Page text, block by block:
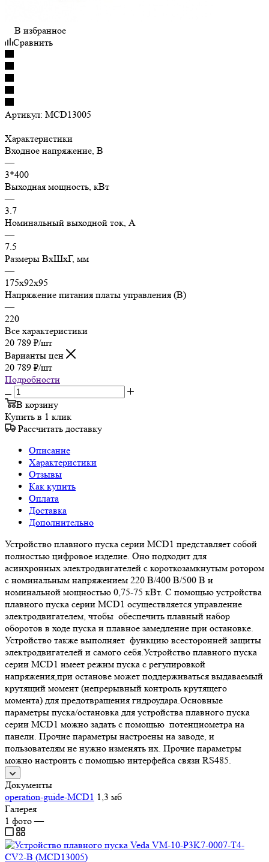
В избранное
Сравнить
Артикул: MCD13005
Характеристики
Входное напряжение, В
—
3*400
Выходная мощность, кВт
—
3.7
Номинальный выходной ток, А
—
7.5
Размеры ВхШхГ, мм
—
175х92х95
Напряжение питания платы управления (В)
—
220
Все характеристики
20 789 ₽/шт
Варианты цен
20 789 ₽/шт
Подробности
В корзину
Купить в 1 клик
Рассчитать доставку
Описание
Характеристики
Отзывы
Как купить
Оплата
Доставка
Дополнительно
Устройство плавного пуска серии MCD1 представляет собой
полностью цифровое изделие. Оно подходит для
асинхронных электродвигателей с короткозамкнутым ротором
c номинальным напряжением 220 В/400 В/500 В и
номинальной мощностью 0,75-75 кВт. С помощью устройства
плавного пуска серии MCD1 осуществляется управление
электродвигателем, чтобы обеспечить плавный набор
оборотов в ходе пуска и плавное замедление при остановке.
Устройство также выполняет функцию всесторонней защиты
электродвигателей и самого себя.Устройство плавного пуска
серии MCD1 имеет режим пуска с регулировкой
напряжения,при останове может поддерживаться выдаваемый
крутящий момент (непрерывный контроль крутящего
момента) для предотвращения гидроудара.Основные
параметры пуска/остановка для устройства плавного пуска
серии MCD1 можно задать с помощью потенциометра на
панели. Прочие параметры настроены на заводе, и
пользователям не нужно изменять их. Прочие параметры
можно настроить с помощью интерфейса связи RS485.
Документы
operation-guide-MCD1 1,3 мб
Галерея
1 фото—